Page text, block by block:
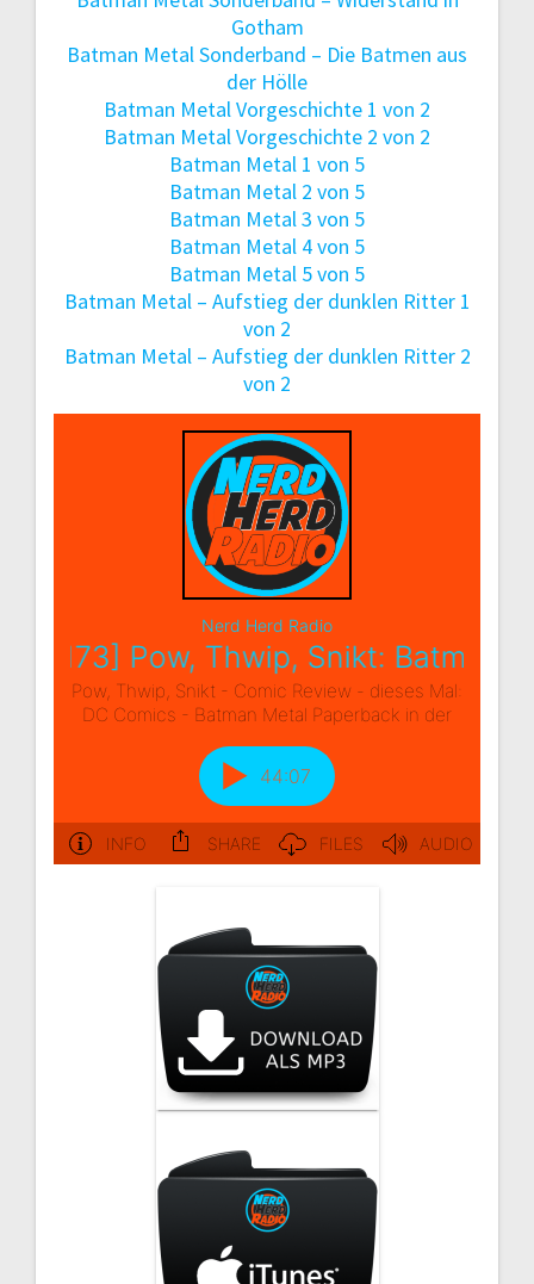
Gotham
Batman Metal Sonderband – Die Batmen aus
der Hölle
Batman Metal Vorgeschichte 1 von 2
Batman Metal Vorgeschichte 2 von 2
Batman Metal 1 von 5
Batman Metal 2 von 5
Batman Metal 3 von 5
Batman Metal 4 von 5
Batman Metal 5 von 5
Batman Metal – Aufstieg der dunklen Ritter 1
von 2
Batman Metal – Aufstieg der dunklen Ritter 2
von 2